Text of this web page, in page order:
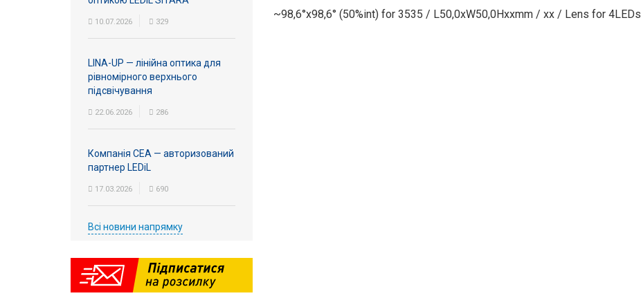
~98,6°x98,6° (50%int) for 3535 / L50,0xW50,0Hxxmm / xx / Lens for 4LEDs
10.07.2026 329
LINA-UP — лінійна оптика для
рівномірного верхнього
підсвічування
22.06.2026 286
Компанія СЕА — авторизований
партнер LEDiL
17.03.2026 690
Всі новини напрямку